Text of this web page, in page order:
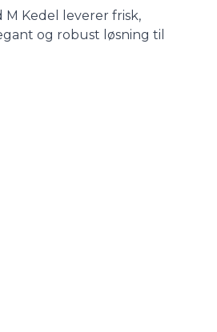
M Kedel leverer frisk,
og robust løsning til